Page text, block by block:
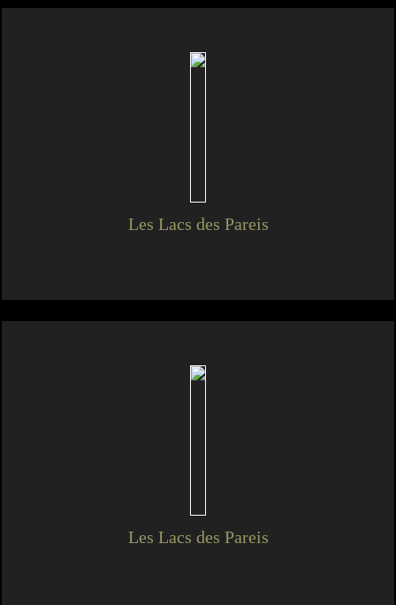
Les Lacs des Pareis
Les Lacs des Pareis